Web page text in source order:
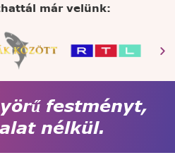
már velünk:
festményt,
nélkül.